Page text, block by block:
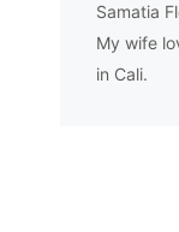
Samatia
My wife
in Cali.